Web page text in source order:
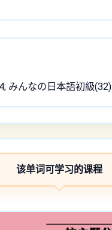
みんなの日本語初級(32)
该单词可学习的课程